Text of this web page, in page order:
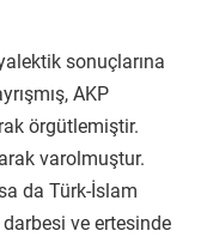
sonuçlarına
AKP
örgütlemiştir.
varolmuştur.
da Türk-İslam
ve ertesinde